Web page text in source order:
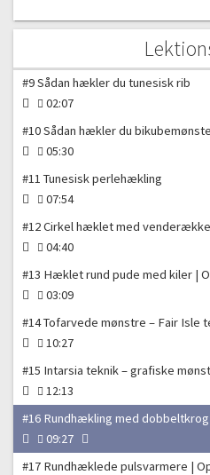
#8 Sådan hækler du tunesisk vrang
#9 Sådan hækler du tunesisk rib
02:07
#10 Sådan hækler du
05:30
#11 Tunesisk perlehækling
07:54
#12 Cirkel hæklet med
04:40
#13 Hæklet rund pude med kiler |
03:09
#14 Tofarvede mønstre – Fair Isle
10:27
#15 Intarsia teknik – grafiske
12:13
#16 Rundhækling med dobbeltkrog
09:27
#17 Rundhæklede pulsvarmere |